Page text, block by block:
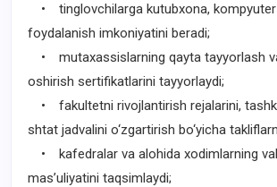
• tinglovchilarga kutubxona, kompyuter
foydalanish imkoniyatini beradi;
• mutaxassislarning qayta tayyorlash
oshirish sertifikatlarini tayyorlaydi;
• fakultetni rivojlantirish rejalarini,
shtat jadvalini o‘zgartirish bo‘yicha
• kafedralar va alohida xodimlarning
mas’uliyatini taqsimlaydi;